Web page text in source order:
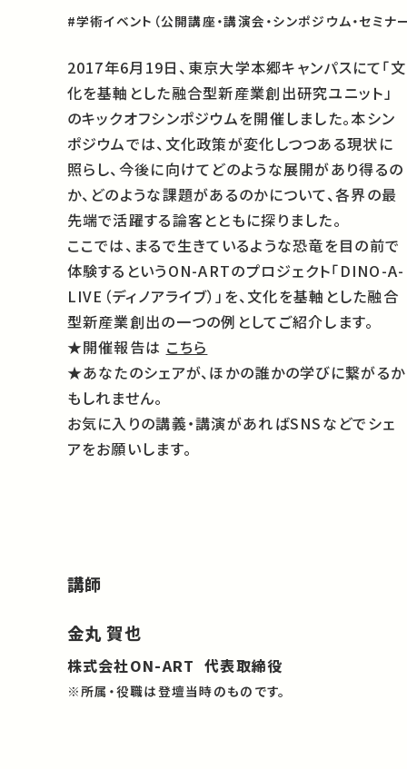
#学術イベント（公開講座・講演会・シンポジウム・セミナ
2017年6月19日、東京大学本郷キャンパスにて「文
化を基軸とした融合型新産業創出研究ユニット」
のキックオフシンポジウムを開催しました。本シン
ポジウムでは、文化政策が変化しつつある現状に
照らし、今後に向けてどのような展開があり得るの
か、どのような課題があるのかについて、各界の最
先端で活躍する論客とともに探りました。
ここでは、まるで生きているような恐竜を目の前で
体験するというON-ARTのプロジェクト「DINO-A-
LIVE（ディノアライブ）」を、文化を基軸とした融合
型新産業創出の一つの例としてご紹介します。
★開催報告は こちら
★あなたのシェアが、ほかの誰かの学びに繋がるか
もしれません。
お気に入りの講義・講演があればSNSなどでシェ
アをお願いします。
講師
金丸 賀也
株式会社ON-ART 代表取締役
※所属・役職は登壇当時のものです。